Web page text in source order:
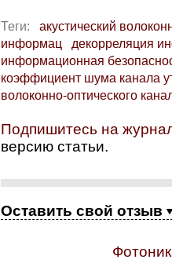
Теги: акустический
информац
декорреляция
информационная
коэффициент шума канала
волоконно-­оптического
Подпишитесь на
версию статьи.
Оставить свой отзыв